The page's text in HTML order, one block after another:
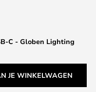
C - Globen Lighting
JE WINKELWAGEN